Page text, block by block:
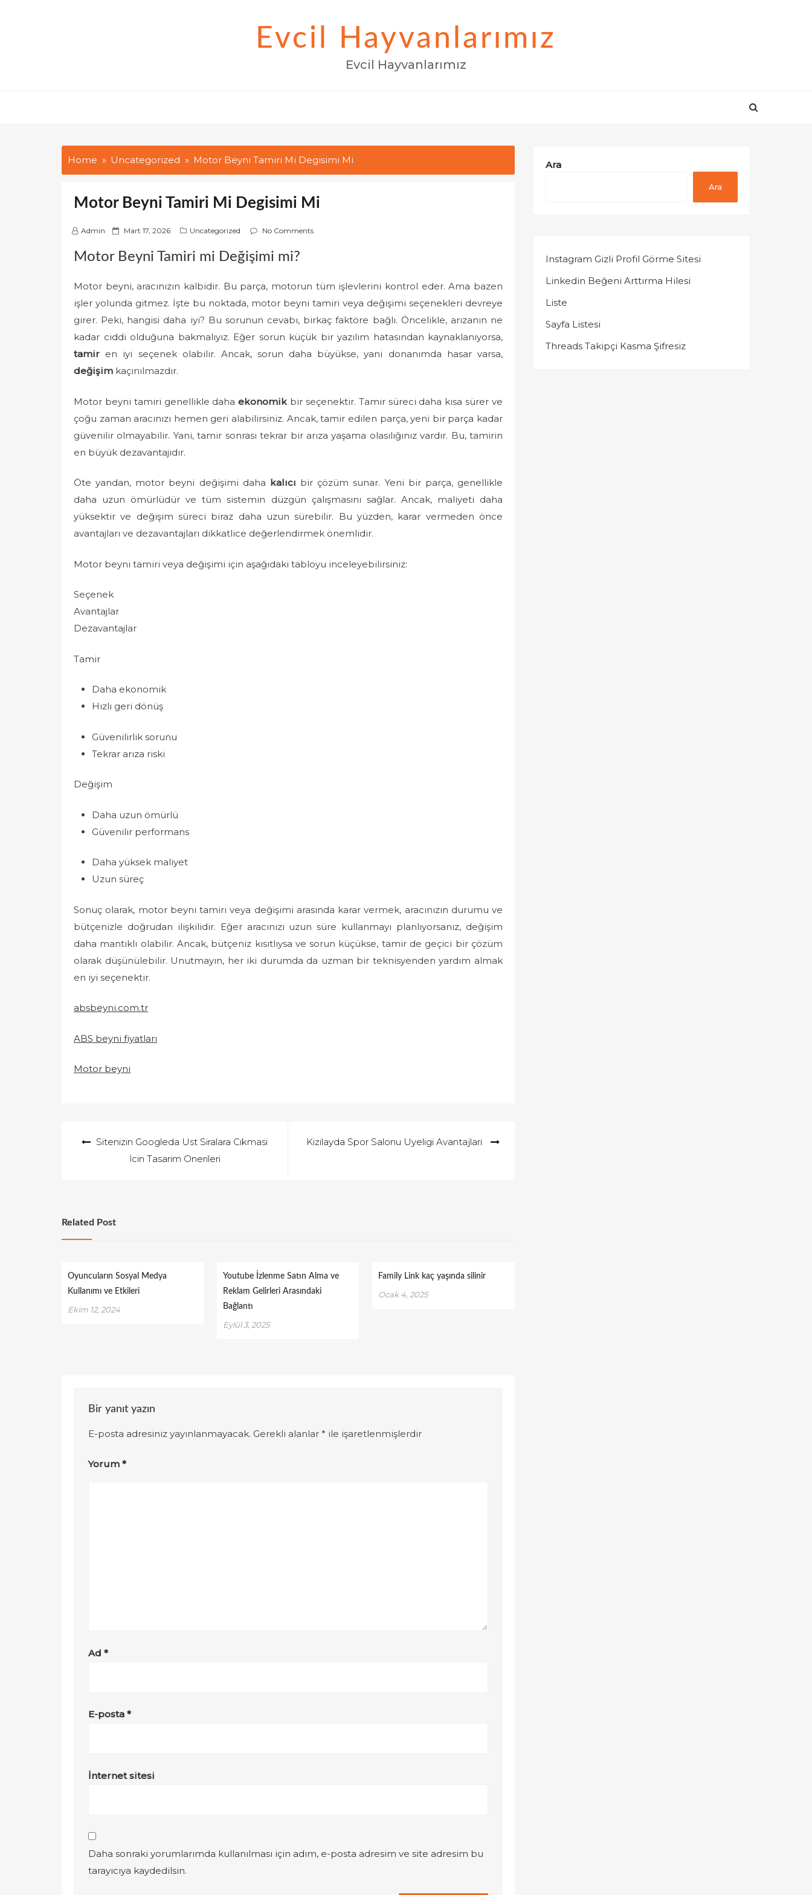
Evcil Hayvanlarımız
Evcil Hayvanlarımız
Home Uncategorized Motor Beyni Tamiri Mi Degisimi Mi
Motor Beyni Tamiri Mi Degisimi Mi
Admin
P
s
e
n
Mart 17, 2026 Uncategorized No Comments
Motor Beyni Tamiri mi Değişimi mi?
Motor beyni, aracınızın kalbidir. Bu parça, motorun tüm işlevlerini kontrol eder. Ama bazen
işler yolunda gitmez. İşte bu noktada, motor beyni tamiri veya değişimi seçenekleri devreye
girer. Peki, hangisi daha iyi? Bu sorunun cevabı, birkaç faktöre bağlı. Öncelikle, arızanın ne
kadar ciddi olduğuna bakmalıyız. Eğer sorun küçük bir yazılım hatasından kaynaklanıyorsa,
tamir en iyi seçenek olabilir. Ancak, sorun daha büyükse, yani donanımda hasar varsa,
değişim kaçınılmazdır.
Motor beyni tamiri genellikle dahaekonomik bir seçenektir. Tamir süreci daha kısa sürer ve
çoğu zaman aracınızı hemen geri alabilirsiniz. Ancak, tamir edilen parça, yeni bir parça kadar
güvenilir olmayabilir. Yani, tamir sonrası tekrar bir arıza yaşama olasılığınız vardır. Bu, tamirin
en büyük dezavantajıdır.
Öte yandan, motor beyni değişimi daha kalıcı bir çözüm sunar. Yeni bir parça, genellikle
daha uzun ömürlüdür ve tüm sistemin düzgün çalışmasını sağlar. Ancak, maliyeti daha
yüksektir ve değişim süreci biraz daha uzun sürebilir. Bu yüzden, karar vermeden önce
avantajları ve dezavantajları dikkatlice değerlendirmek önemlidir.
Motor beyni tamiri veya değişimi için aşağıdaki tabloyu inceleyebilirsiniz:
Seçenek
Avantajlar
Dezavantajlar
Tamir
Daha ekonomik
Hızlı geri dönüş
Güvenilirlik sorunu
Tekrar arıza riski
Değişim
Daha uzun ömürlü
Güvenilir performans
Daha yüksek maliyet
Uzun süreç
Sonuç olarak, motor beyni tamiri veya değişimi arasında karar vermek, aracınızın durumu ve
bütçenizle doğrudan ilişkilidir. Eğer aracınızı uzun süre kullanmayı planlıyorsanız, değişim
daha mantıklı olabilir. Ancak, bütçeniz kısıtlıysa ve sorun küçükse, tamir de geçici bir çözüm
olarak düşünülebilir. Unutmayın, her iki durumda da uzman bir teknisyenden yardım almak
en iyi seçenektir.
absbeyni.com.tr
ABS beyni fiyatları
Motor beyni
gezinmesi
Sitenizin Googleda Ust Siralara Cikmasi
İcin Tasarim Onerileri
Kizilayda Spor Salonu Uyeligi Avantajlari
Related Post
Oyuncuların Sosyal Medya
Kullanımı ve Etkileri
Ekim 12, 2024
Youtube İzlenme Satın Alma ve
Reklam Gelirleri Arasındaki
Bağlantı
Eylül 3, 2025
Family Link kaç yaşında silinir
Ocak 4, 2025
Bir yanıt yazın
E-posta adresiniz yayınlanmayacak. Gerekli alanlar* ile işaretlenmişlerdir
Yorum*
Ad*
E-posta*
İnternet sitesi
Daha sonraki yorumlarımda kullanılması için adım, e-posta adresim ve site adresim bu
tarayıcıya kaydedilsin.
Ara
Ara
Instagram Gizli Profil Görme Sitesi
Linkedin Beğeni Arttırma Hilesi
Liste
Sayfa Listesi
Threads Takipçi Kasma Şifresiz